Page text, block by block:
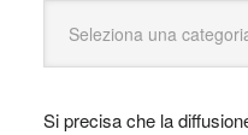
Si precisa che la